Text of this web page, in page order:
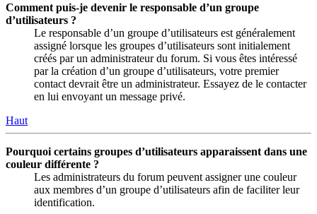
Comment puis-je devenir le responsable d’un groupe
d’utilisateurs ?
Le responsable d’un groupe d’utilisateurs est généralement
assigné lorsque les groupes d’utilisateurs sont initialement
créés par un administrateur du forum. Si vous êtes intéressé
par la création d’un groupe d’utilisateurs, votre premier
contact devrait être un administrateur. Essayez de le contacter
en lui envoyant un message privé.
Haut
Pourquoi certains groupes d’utilisateurs apparaissent dans une
couleur différente ?
Les administrateurs du forum peuvent assigner une couleur
aux membres d’un groupe d’utilisateurs afin de faciliter leur
identification.